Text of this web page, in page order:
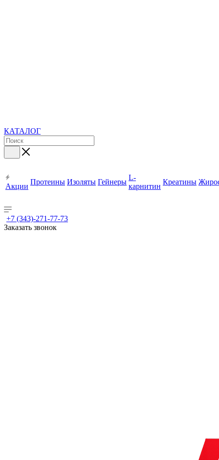
КАТАЛОГ
Акции
Протеины Изоляты Гейнеры
L-
карнитин
Креатины
+7 (343)-271-77-73
Заказать звонок